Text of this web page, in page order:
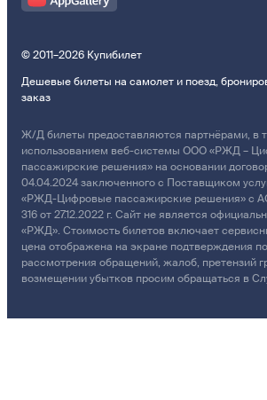
© 2011–2026 Купибилет
Дешевые билеты на самолет и поезд,
заказ
Ж/Д билеты предоставляются партнёрами, в
использованием веб-системы ООО «РЖД –
пассажирские решения» на основании
04.04.2024 заключенного с Поставщиком
«РЖД-Цифровые пассажирские решения» с
316 от 27.12.2022 г. Сайт не является
«РЖД». Стоимость билетов включает
цена отображена на экране подтверждения
рассмотрения обращений, жалоб, претензий
возмещении убытков просим обращаться в